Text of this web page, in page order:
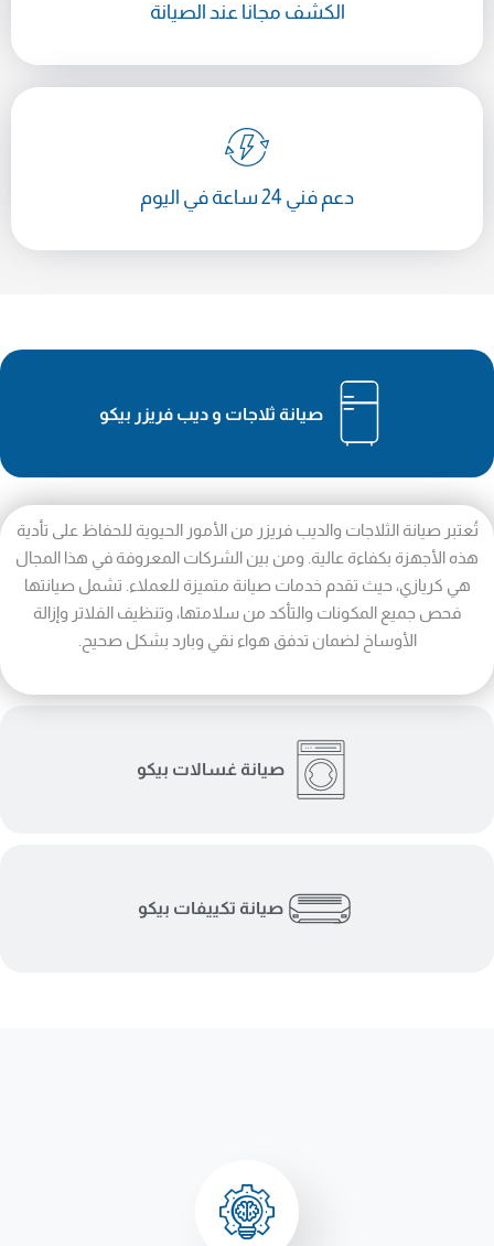
الكشف مجانا عند الصيانة
دعم فني 24 ساعة في اليوم
صيانة ثلاجات و ديب فريزر بيكو
صيانة غسالات بيكو
صيانة تكييفات بيكو
تُعتبر صيانة الثلاجات والديب فريزر من الأمور الحيوية للحفاظ على تأدية
هذه الأجهزة بكفاءة عالية. ومن بين الشركات المعروفة في هذا المجال
هي كريازي، حيث تقدم خدمات صيانة متميزة للعملاء. تشمل صيانتها
فحص جميع المكونات والتأكد من سلامتها، وتنظيف الفلاتر وإزالة
الأوساخ لضمان تدفق هواء نقي وبارد بشكل صحيح.